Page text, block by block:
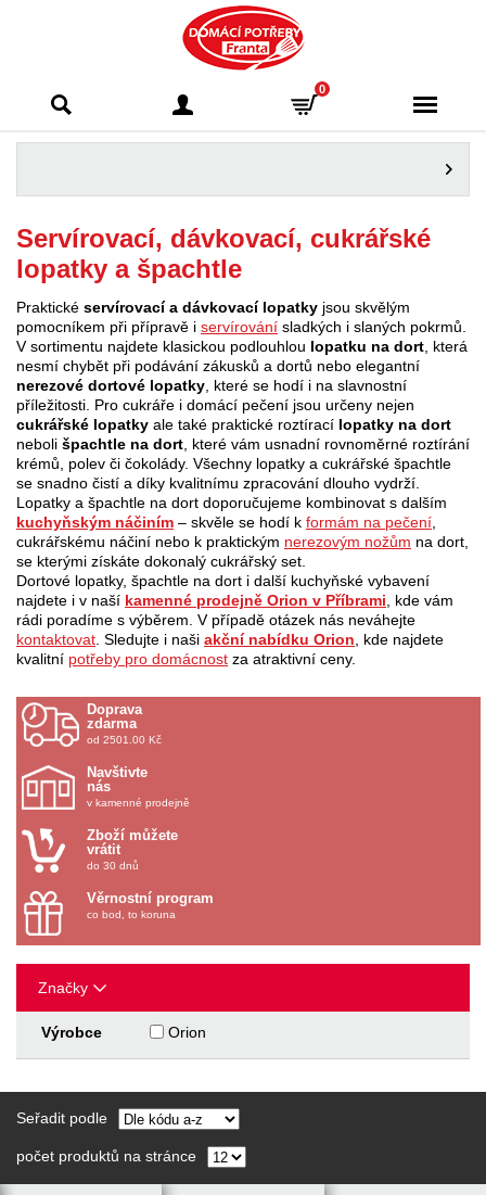
Franta - Příbram
0
Servírovací, dávkovací, cukrářské
lopatky a špachtle
Praktické servírovací a dávkovací lopatky jsou skvělým
pomocníkem při přípravě i servírování sladkých i slaných pokrmů.
V sortimentu najdete klasickou podlouhlou lopatku na dort , která
nesmí chybět při podávání zákusků a dortů nebo elegantní
nerezové dortové lopatky , které se hodí i na slavnostní
příležitosti. Pro cukráře i domácí pečení jsou určeny nejen
cukrářské lopatky ale také praktické roztírací lopatky na dort
neboli špachtle na dort , které vám usnadní rovnoměrné roztírání
krémů, polev či čokolády. Všechny lopatky a cukrářské špachtle
se snadno čistí a díky kvalitnímu zpracování dlouho vydrží.
Lopatky a špachtle na dort doporučujeme kombinovat s dalším
kuchyňským náčiním – skvěle se hodí k formám na pečení
cukrářskému náčiní nebo k praktickým nerezovým nožům na dort,
se kterými získáte dokonalý cukrářský set.
Dortové lopatky, špachtle na dort i další kuchyňské vybavení
najdete i v naší kamenné prodejně Orion v Příbrami , kde vám
rádi poradíme s výběrem. V případě otázek nás neváhejte
kontaktovat . Sledujte i naši akční nabídku Orion , kde najdete
kvalitní potřeby pro domácnost za atraktivní ceny.
Doprava
zdarma
od 2501.00 Kč
Navštivte
nás
v kamenné prodejně
Zboží můžete
vrátit
do 30 dnů
Věrnostní program
co bod, to koruna
Značky
Výrobce Orion
Seřadit podle
počet produktů na stránce